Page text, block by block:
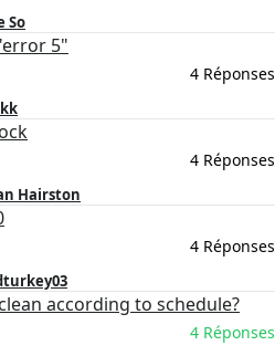
So
5"
4 Réponses
4 Réponses
Hairston
4 Réponses
according to schedule?
4 Réponses